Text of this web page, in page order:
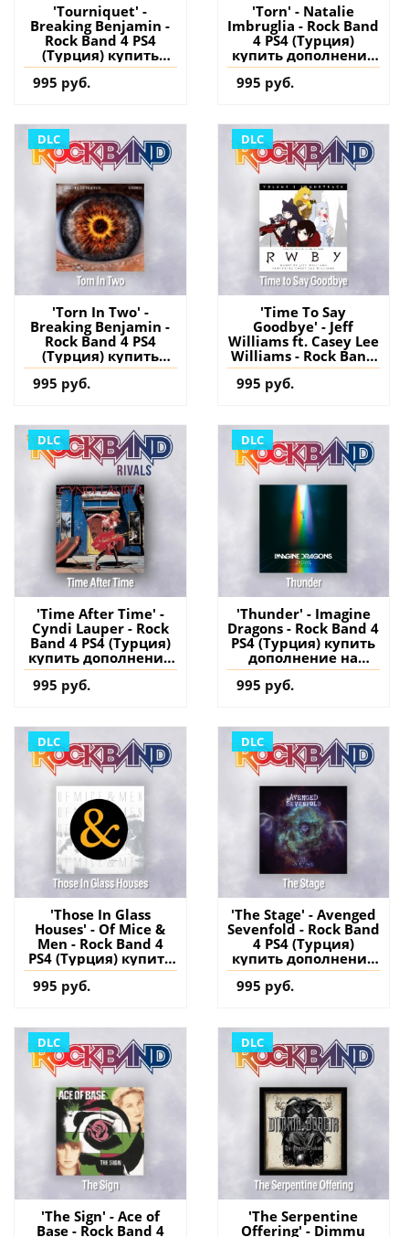
'Tourniquet' -
Breaking Benjamin -
Rock Band 4 PS4
(Турция) купить
дополнение на
аккаунт
995 руб.
'Torn' - Natalie
Imbruglia - Rock Band
4 PS4 (Турция)
купить дополнение
на аккаунт
995 руб.
DLC
'Torn In Two' -
Breaking Benjamin -
Rock Band 4 PS4
(Турция) купить
дополнение на
аккаунт
995 руб.
DLC
'Time To Say
Goodbye' - Jeff
Williams ft. Casey Lee
Williams - Rock Band
4 PS4 (Турция)
купить дополнение
995 руб.
DLC
'Time After Time' -
Cyndi Lauper - Rock
Band 4 PS4 (Турция)
купить дополнение
на аккаунт
995 руб.
DLC
'Thunder' - Imagine
Dragons - Rock Band 4
PS4 (Турция) купить
дополнение на
аккаунт
995 руб.
DLC
'Those In Glass
Houses' - Of Mice &
Men - Rock Band 4
PS4 (Турция) купить
дополнение на
аккаунт
995 руб.
DLC
'The Stage' - Avenged
Sevenfold - Rock Band
4 PS4 (Турция)
купить дополнение
на аккаунт
995 руб.
DLC
'The Sign' - Ace of
Base - Rock Band 4
DLC
'The Serpentine
Offering' - Dimmu